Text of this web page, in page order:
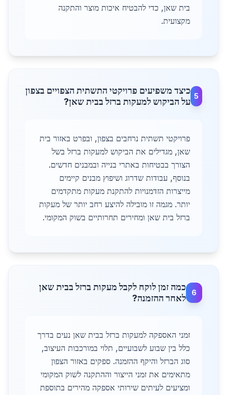
בית שאן, כדי להבטיח איכות מוצר והתקנה
מקצועית.
5
כיצד משפיעים פרויקטי התשתית הצפויים בצפון
על הביקוש למעקות ברזל בבית שאן?
פרויקטי תשתית נרחבים בצפון, ובפרט באזור בית
שאן, מגדילים את הביקוש למעקות ברזל בשל
הצורך בבטיחות באתרי בנייה ובמבנים חדשים.
בנוסף, עבודות שדרוג ושיפוץ מבנים קיימים
מייצרות הזדמנויות להתקנת מעקות מתקדמים
יותר. מגמה זו מובילה להיצע רחב יותר של מעקות
ברזל בית שאן ומחירים תחרותיים בשוק המקומי.
6
כמה זמן לוקח לקבל מעקות ברזל בבית שאן
לאחר ההזמנה?
זמני האספקה למעקות ברזל בבית שאן נעים בדרך
כלל בין שבוע לשבועיים, תלוי במורכבות העיצוב,
סוג הברזל והיקף ההזמנה. ספקים באזור הצפון
מתאימים את זמני הייצור וההתקנה לשוק המקומי
ומציעים לעיתים שירותי אספקה מהירים בתוספת